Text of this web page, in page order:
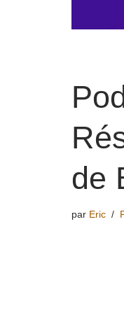
de
par Eric